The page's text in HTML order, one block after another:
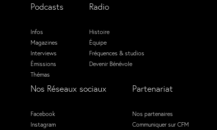
Podcasts
Infos
Magazines
Interviews
Émissions
Thémas
Radio
Histoire
Équipe
Fréquences & studios
Devenir Bénévole
Nos Réseaux sociaux
Facebook
Instagram
Partenariat
Nos partenaires
Communiquer sur CFM